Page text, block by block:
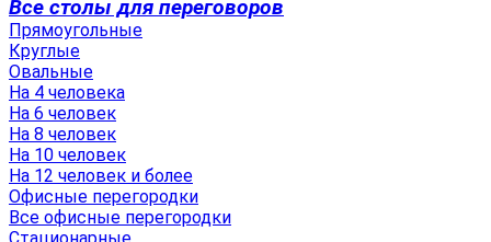
Все столы для переговоров
Прямоугольные
Круглые
Овальные
На 4 человека
На 6 человек
На 8 человек
На 10 человек
На 12 человек и более
Офисные перегородки
Все офисные перегородки